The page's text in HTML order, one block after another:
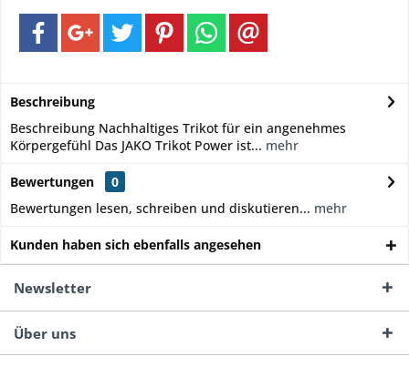
Beschreibung
Beschreibung Nachhaltiges Trikot für ein angenehmes
Körpergefühl Das JAKO Trikot Power ist... mehr
Bewertungen
0
Bewertungen lesen, schreiben und diskutieren... mehr
Kunden haben sich ebenfalls angesehen
Newsletter
Über uns